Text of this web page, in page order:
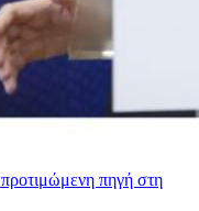
πηγή στη